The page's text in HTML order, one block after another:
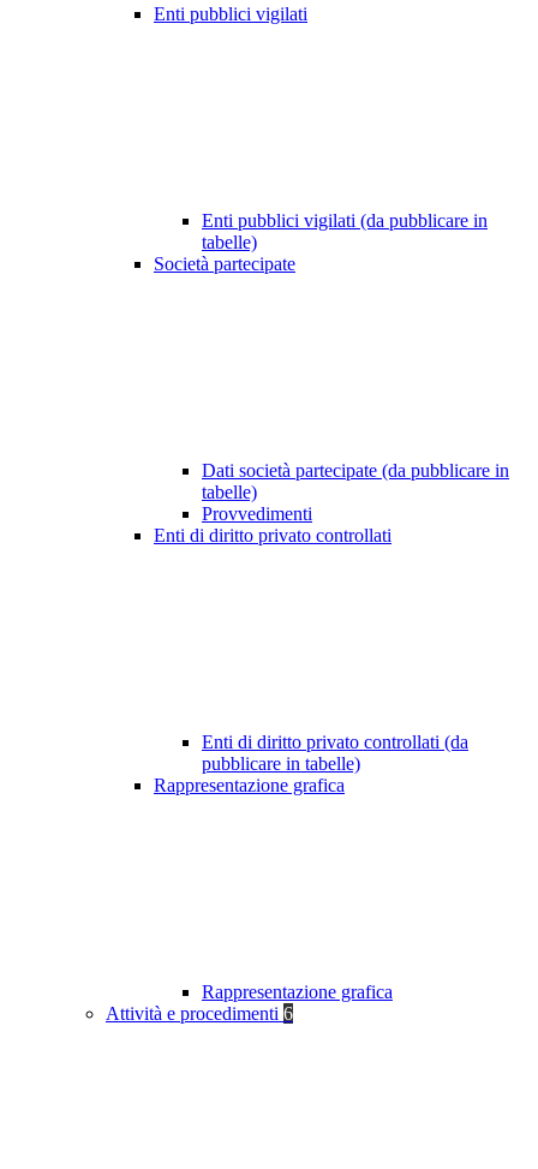
Enti pubblici vigilati
Enti pubblici vigilati (da pubblicare in
tabelle)
Società partecipate
Dati società partecipate (da pubblicare in
tabelle)
Provvedimenti
Enti di diritto privato controllati
Enti di diritto privato controllati (da
pubblicare in tabelle)
Rappresentazione grafica
Rappresentazione grafica
Attività e procedimenti 6